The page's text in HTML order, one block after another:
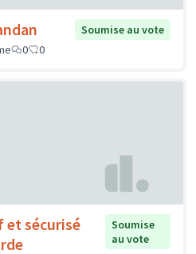
Soumise au vote
0 0
et sécurisé
Soumise
au vote